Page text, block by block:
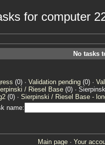
for computer
No tasks
(0) · Validation pending (0) ·
/ Riesel Base(0) ·
(0) · Sierpinski / Riesel Base -
name:
Main page · Your